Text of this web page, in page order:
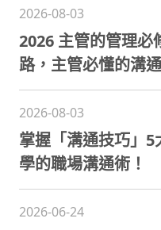
2026-08-03
2026 主管的管理必
路，主管必懂的溝
2026-08-03
掌握「溝通技巧」
學的職場溝通術！
2026-06-24